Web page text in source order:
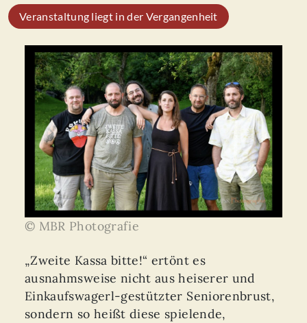
BEISL
ÜBER UNS
KONTAKT
Veranstaltung liegt in der Vergangenheit
© MBR Photografie
„Zweite Kassa bitte!“ ertönt es
ausnahmsweise nicht aus heiserer und
Einkaufswagerl-gestützter Seniorenbrust,
sondern so heißt diese spielende,